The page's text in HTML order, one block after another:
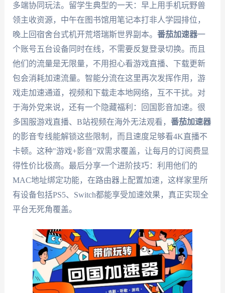
多端协同玩法。留学生典型的一天：早上用手机玩野兽
领主收资源，中午在图书馆用笔记本打非人学园排位，
晚上回宿舍台式机开荒塔瑞斯世界副本。 番茄加速器一
个账号五台设备同时在线，不需要反复登录切换。而且
他们的流量是无限量，不用担心看游戏直播、下载更新
包会消耗加速流量。智能分流在这里再次发挥作用，游
戏走加速通道，视频和下载走本地网络，互不干扰。对
于海外党来说，还有一个隐藏福利：回国影音加速。很
多国服游戏直播、B站视频在海外无法观看， 番茄加速器
的影音专线能解锁这些限制，而且速度足够看4K直播不
卡顿。这种"游戏+影音"双需求覆盖，让每月的订阅费显
得性价比极高。最后分享一个进阶技巧：利用他们的
MAC地址绑定功能，在路由器上配置加速，这样家里所
有设备包括PS5、Switch都能享受加速效果，真正实现全
平台无死角覆盖。